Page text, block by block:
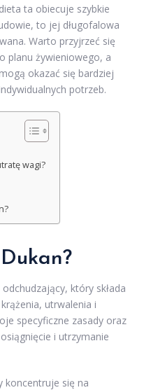
ta obiecuje szybkie
to jej długofalowa
Warto przyjrzeć się
planu żywieniowego, a
okazać się bardziej
potrzeb.
wagi?
który składa
utrwalenia i
specyficzne zasady oraz
i utrzymanie
koncentruje się na